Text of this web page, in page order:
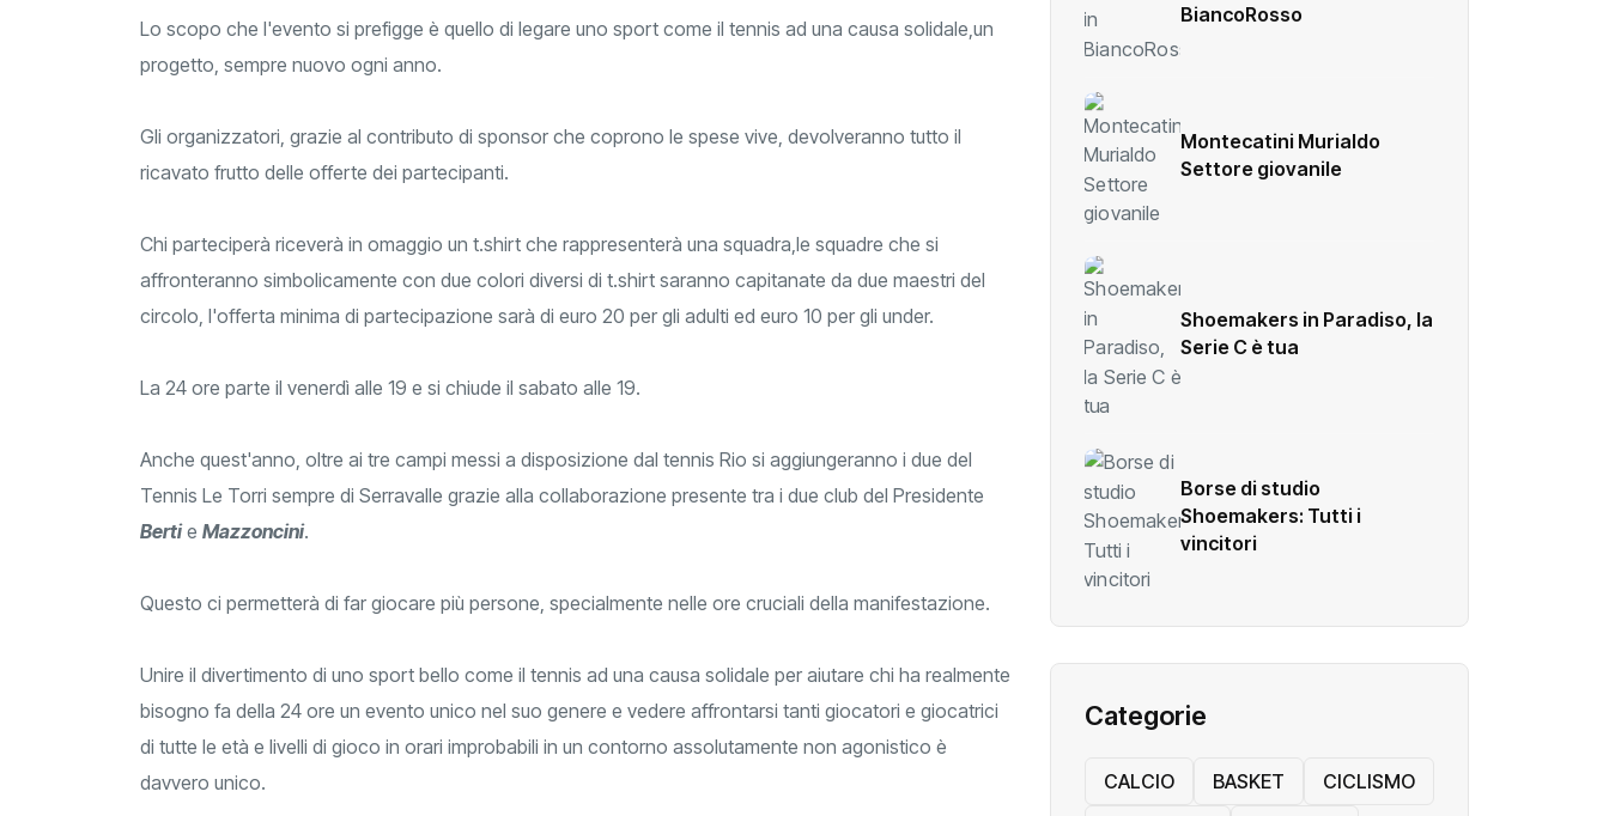
Lo scopo che l'evento si prefigge è quello di legare uno sport come il tennis ad una causa solidale,un
progetto, sempre nuovo ogni anno.
Gli organizzatori, grazie al contributo di sponsor che coprono le spese vive, devolveranno tutto il
ricavato frutto delle offerte dei partecipanti.
Chi parteciperà riceverà in omaggio un t.shirt che rappresenterà una squadra,le squadre che si
affronteranno simbolicamente con due colori diversi di t.shirt saranno capitanate da due maestri del
circolo, l'offerta minima di partecipazione sarà di euro 20 per gli adulti ed euro 10 per gli under.
La 24 ore parte il venerdì alle 19 e si chiude il sabato alle 19.
Anche quest'anno, oltre ai tre campi messi a disposizione dal tennis Rio si aggiungeranno i due del
Tennis Le Torri sempre di Serravalle grazie alla collaborazione presente tra i due club del Presidente
Bertie Mazzoncini.
Questo ci permetterà di far giocare più persone, specialmente nelle ore cruciali della manifestazione.
Unire il divertimento di uno sport bello come il tennis ad una causa solidale per aiutare chi ha realmente
bisogno fa della 24 ore un evento unico nel suo genere e vedere affrontarsi tanti giocatori e giocatrici
di tutte le età e livelli di gioco in orari improbabili in un contorno assolutamente non agonistico è
davvero unico.
BiancoRosso
Montecatini Murialdo
Settore giovanile
Shoemakers in Paradiso, la
Serie C è tua
Borse di studio
Shoemakers: Tutti i
vincitori
Categorie
CALCIO BASKET
CICLISMO